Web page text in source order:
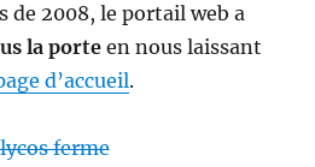
de 2008, le portail web a
la porte en nous laissant
d’accueil.